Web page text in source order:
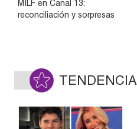
MILF en Canal 13:
reconciliación y sorpresas
TENDENCIA